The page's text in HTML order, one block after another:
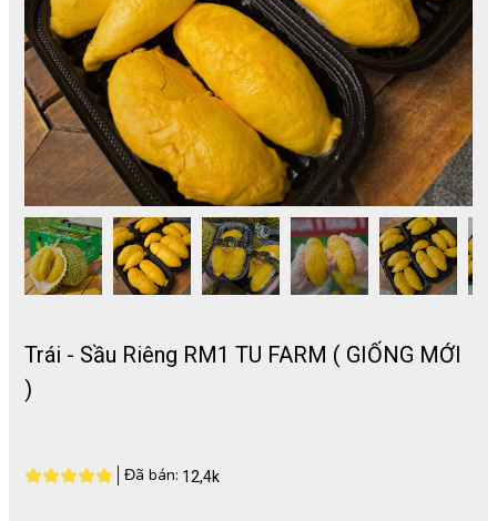
Trái - Sầu Riêng RM1 TU FARM ( GIỐNG MỚI
)
12,4k
Đã bán: